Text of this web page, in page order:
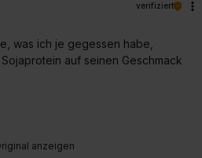
anzeigen
verifiziert
was ich je gegessen habe,
auf seinen Geschmack